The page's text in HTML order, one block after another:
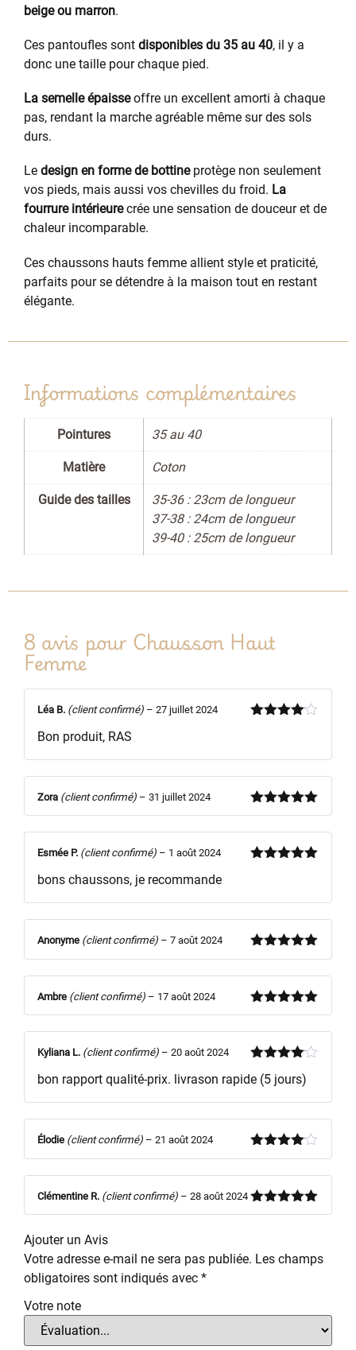
beige ou marron.
Ces pantoufles sont disponibles du 35 au 40, il y a
donc une taille pour chaque pied.
La semelle épaisseoffre un excellent amorti à chaque
pas, rendant la marche agréable même sur des sols
durs.
Le design en forme de bottineprotège non seulement
vos pieds, mais aussi vos chevilles du froid. La
fourrure intérieurecrée une sensation de douceur et de
chaleur incomparable.
Ces chaussons hauts femme allient style et praticité,
parfaits pour se détendre à la maison tout en restant
élégante.
Informations complémentaires
Pointures 35 au 40
Matière Coton
Guide des tailles
35-36 : 23cm de longueur
37-38 : 24cm de longueur
39-40 : 25cm de longueur
8 avis pour Chausson Haut
Femme
Léa B. (client confirmé) – 27 juillet 2024
Bon produit, RAS
Note5sur
Zora (client confirmé) – 31 juillet 2024
Esmée P. (client confirmé) – 1 août 2024
bons chaussons, je recommande
Note5sur
Anonyme (client confirmé) – 7 août 2024
Note5sur
Ambre (client confirmé) – 17 août 2024
sur 5
Kyliana L. (client confirmé) – 20 août 2024
bon rapport qualité-prix. livrason rapide (5 jours)
Note4
Élodie (client confirmé) – 21 août 2024
Note5sur
Clémentine R. (client confirmé) – 28 août 2024
Ajouter un Avis
Votre adresse e-mail ne sera pas publiée. Les champs
obligatoires sont indiqués avec *
Votre note